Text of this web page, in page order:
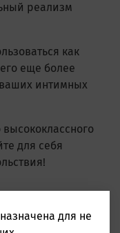
реализм
как
еще более
интимных
для себя
для не